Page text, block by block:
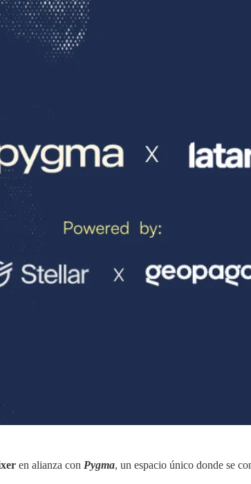
en alianza con Pygma, un espacio único donde se